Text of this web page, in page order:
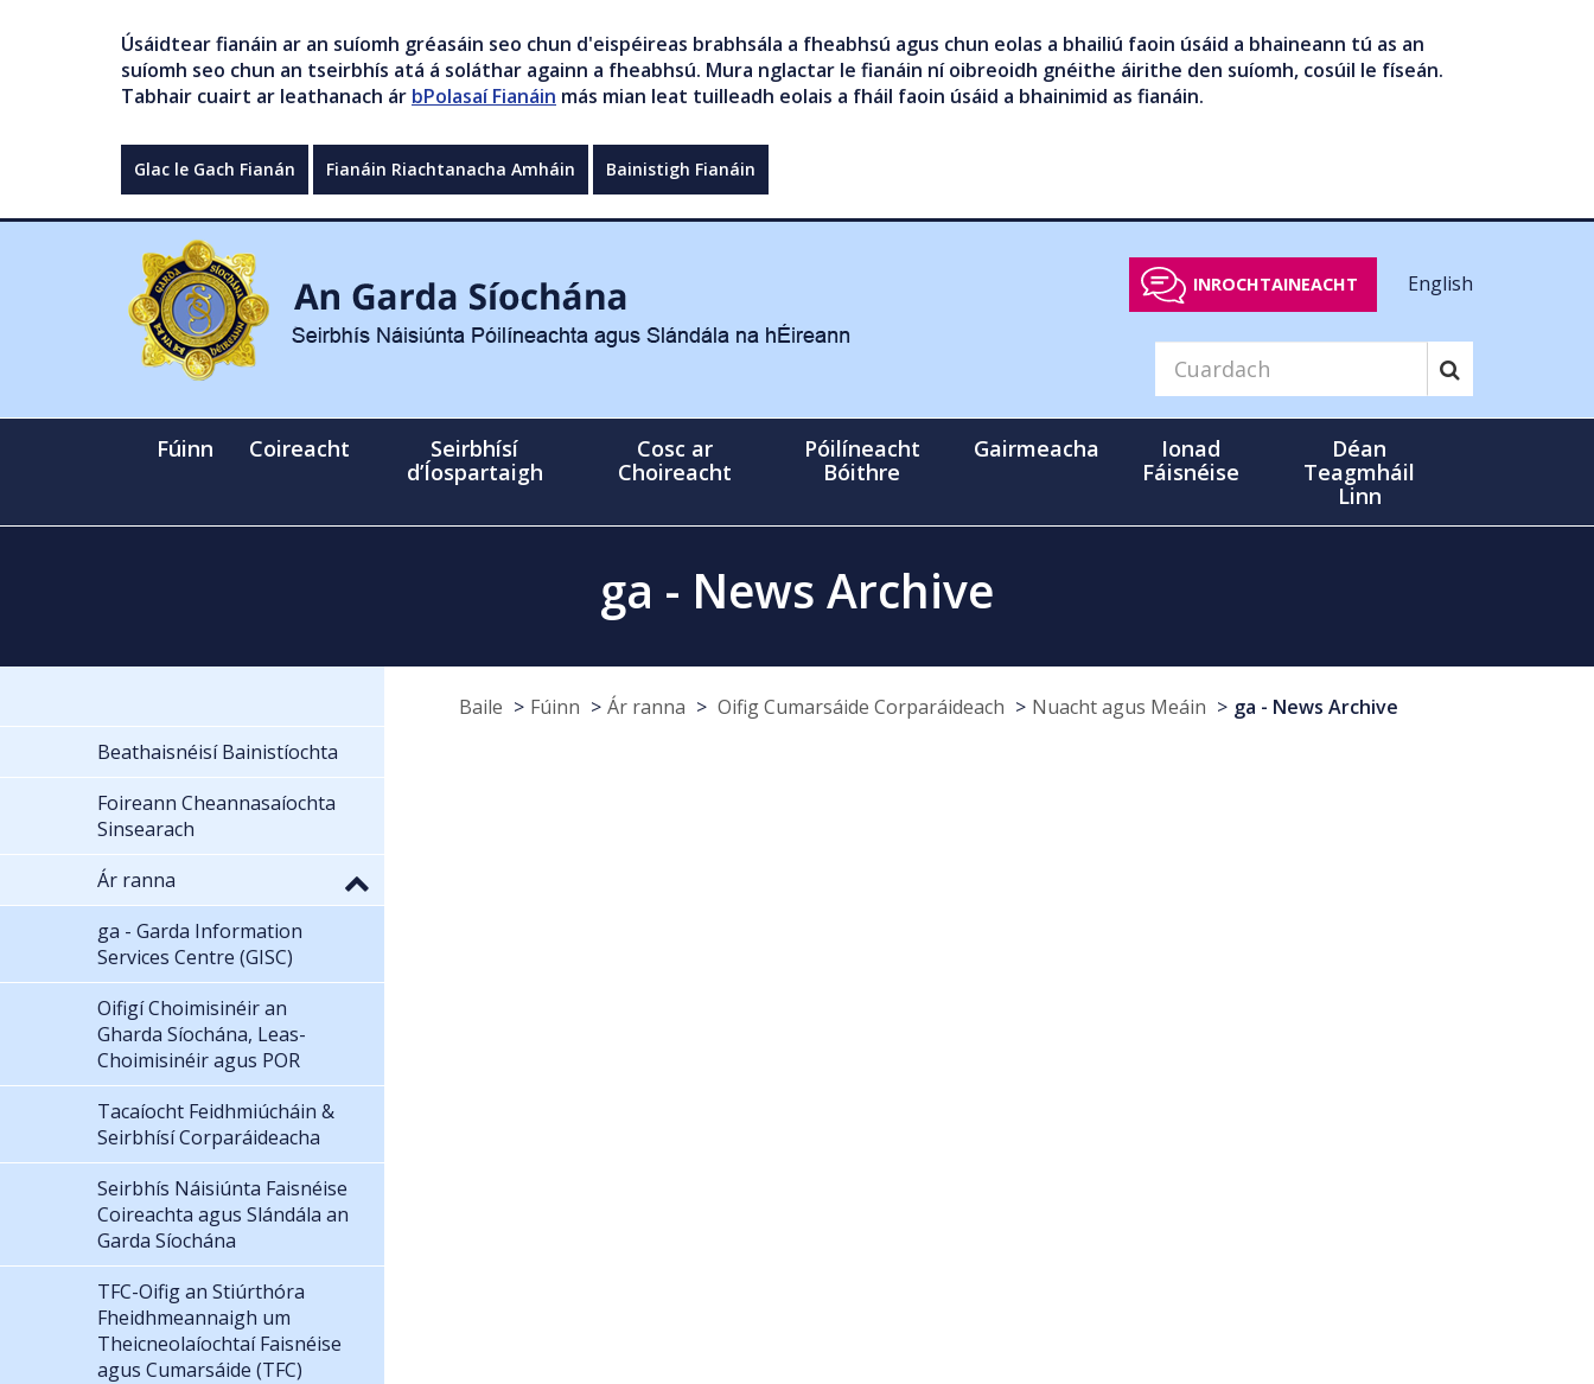
Úsáidtear fianáin ar an suíomh gréasáin seo chun d'eispéireas brabhsála a fheabhsú agus chun eolas a bhailiú faoin úsáid a bhaineann tú as an
suíomh seo chun an tseirbhís atá á soláthar againn a fheabhsú. Mura nglactar le fianáin ní oibreoidh gnéithe áirithe den suíomh, cosúil le físeán.
Tabhair cuairt ar leathanach ár bPolasaí Fianáin más mian leat tuilleadh eolais a fháil faoin úsáid a bhainimid as fianáin.
Glac le Gach Fianán Fianáin Riachtanacha Amháin Bainistigh Fianáin
INROCHTAINEACHT English
Fúinn Coireacht
Seirbhísí
d’Íospartaigh
Cosc ar
Choireacht
Póilíneacht
Bóithre
Gairmeacha
Ionad
Fáisnéise
Déan
Teagmháil
Linn
ga - News Archive
Baile Fúinn Ár ranna Oifig Cumarsáide Corparáideach Nuacht agus Meáin
ga - News Archive
Beathaisnéisí Bainistíochta
Foireann Cheannasaíochta
Sinsearach
Ár ranna
ga - Garda Information
Services Centre (GISC)
Oifigí Choimisinéir an
Gharda Síochána, Leas-
Choimisinéir agus POR
Tacaíocht Feidhmiúcháin &
Seirbhísí Corparáideacha
Seirbhís Náisiúnta Faisnéise
Coireachta agus Slándála an
Garda Síochána
TFC-Oifig an Stiúrthóra
Fheidhmeannaigh um
Theicneolaíochtaí Faisnéise
agus Cumarsáide (TFC)